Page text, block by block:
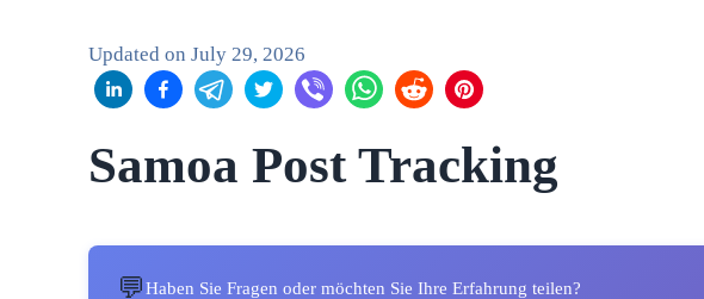
Updated onJuly 29, 2026
Samoa Post Tracking
💬Haben Sie Fragen oder möchten Sie Ihre Erfahrung teilen?